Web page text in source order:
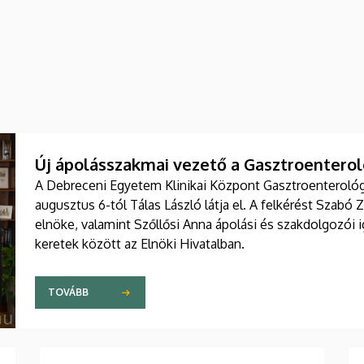
Új ápolásszakmai vezető a
A Debreceni Egyetem Klinikai Központ
augusztus 6-tól Tálas László látja el. A felkérést Szabó
elnöke, valamint Szőllősi Anna ápolási és szakdolgozói
keretek között az Elnöki Hivatalban.
TOVÁBB